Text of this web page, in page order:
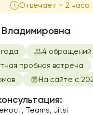
Отвечает ~ 2 часа
4 обращений
пробная встреча
На сайте с
Teams, Jitsi